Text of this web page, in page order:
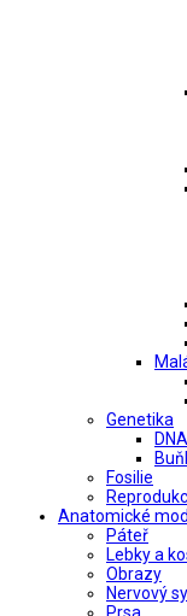
Genetika
DNA
Fosilie
Anatomické
Páteř
Lebky a
Obrazy
Nervový
Prsa